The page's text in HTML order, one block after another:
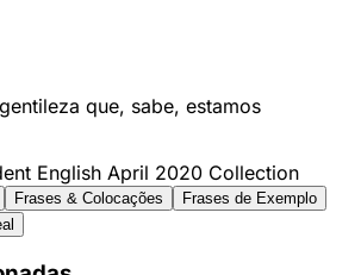
que, sabe, estamos
English April 2020 Collection
Frases & Colocações
Frases de Exemplo